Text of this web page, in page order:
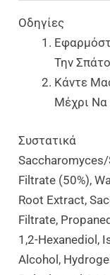
Οδηγίες
Την
Κάντε
Μέχρι
Συστατικά
Filtrate (50%),
Root Extract,
Filtrate,
1,2-Hexanediol,
Alcohol,